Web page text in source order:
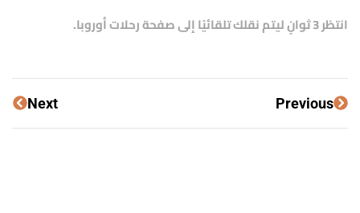
انتظر 3 ثوانٍ ليتم نقلك تلقائيًا إلى صفحة رحلات أوروبا.
Previous
Next